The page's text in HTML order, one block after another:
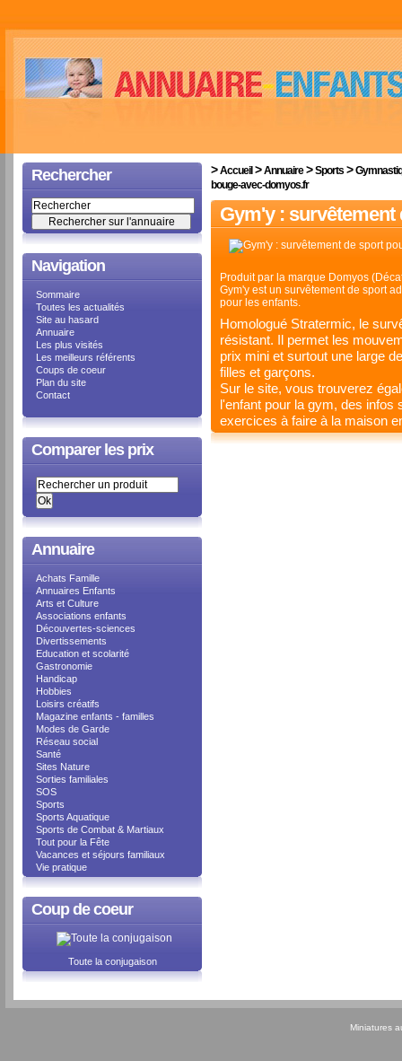
Rechercher
Navigation
Sommaire
Toutes les actualités
Site au hasard
Annuaire
Les plus visités
Les meilleurs référents
Coups de coeur
Plan du site
Contact
Comparer les prix
Annuaire
Achats Famille
Annuaires Enfants
Arts et Culture
Associations enfants
Découvertes-sciences
Divertissements
Education et scolarité
Gastronomie
Handicap
Hobbies
Loisirs créatifs
Magazine enfants - familles
Modes de Garde
Réseau social
Santé
Sites Nature
Sorties familiales
SOS
Sports
Sports Aquatique
Sports de Combat & Martiaux
Tout pour la Fête
Vacances et séjours familiaux
Vie pratique
Coup de coeur
Toute la conjugaison
>Accueil>Annuaire>Sports >
bouge-avec-domyos.fr
Gym'y : survêtement
Produit par la marque Domyos
Gym'y est un survêtement de sport
pour les enfants.
Homologué Stratermic, le
résistant. Il permet les
prix mini et surtout une large
filles et garçons.
Sur le site, vous trouverez
l'enfant pour la gym, des infos
exercices à faire à la maison
Miniatures